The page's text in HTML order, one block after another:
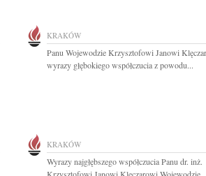
KRAKÓW
Panu Wojewodzie Krzysztofowi Janowi
wyrazy głębokiego współczucia z powodu...
KRAKÓW
Wyrazy najgłębszego współczucia Panu dr. inż.